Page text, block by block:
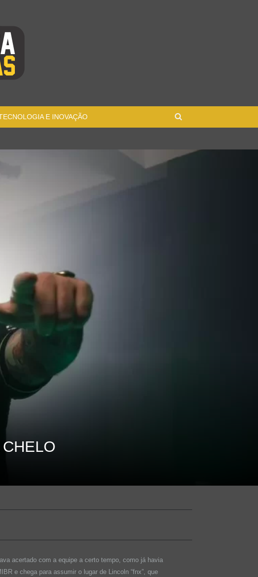
E INOVAÇÃO
acertado com a equipe a certo tempo, como já havia
e chega para assumir o lugar de Lincoln “fnx”, que